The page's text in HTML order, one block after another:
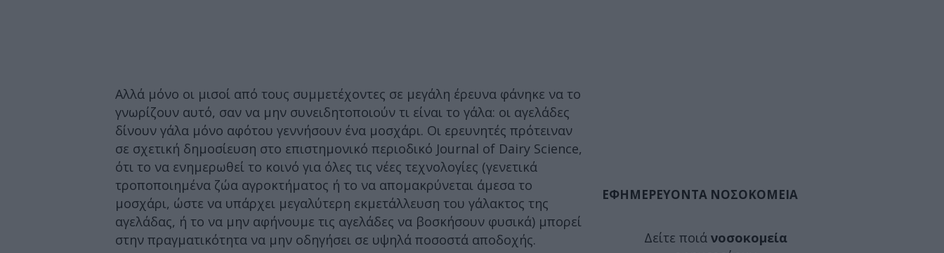
Αλλά μόνο οι μισοί από τους συμμετέχοντες σε μεγάλη έρευνα φάνηκε να το
γνωρίζουν αυτό, σαν να μην συνειδητοποιούν τι είναι το γάλα: οι αγελάδες
δίνουν γάλα μόνο αφότου γεννήσουν ένα μοσχάρι. Οι ερευνητές πρότειναν
σε σχετική δημοσίευση στο επιστημονικό περιοδικό Journal of Dairy Science,
ότι το να ενημερωθεί το κοινό για όλες τις νέες τεχνολογίες (γενετικά
τροποποιημένα ζώα αγροκτήματος ή το να απομακρύνεται άμεσα το
μοσχάρι, ώστε να υπάρχει μεγαλύτερη εκμετάλλευση του γάλακτος της
αγελάδας, ή το να μην αφήνουμε τις αγελάδες να βοσκήσουν φυσικά) μπορεί
στην πραγματικότητα να μην οδηγήσει σε υψηλά ποσοστά αποδοχής.
ΕΦΗΜΕΡΕΥΟΝΤΑ ΝΟΣΟΚΟΜΕΙΑ
Δείτε ποιά νοσοκομεία